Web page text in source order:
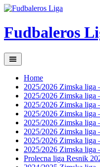
Skip
content
Fudbaleros
Home
2025/2026 Zimska liga
2025/2026 Zimska liga
2025/2026 Zimska liga
2025/2026 Zimska liga
2025/2026 Zimska liga
2025/2026 Zimska liga
2025/2026 Zimska liga
2025/2026 Zimska liga
Prolecna liga Resnik